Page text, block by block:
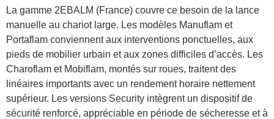
La gamme 2EBALM (France) couvre ce besoin de la lance
manuelle au chariot large. Les modèles Manuflam et
Portaflam conviennent aux interventions ponctuelles, aux
pieds de mobilier urbain et aux zones difficiles d’accès. Les
Charoflam et Mobiflam, montés sur roues, traitent des
linéaires importants avec un rendement horaire nettement
supérieur. Les versions Security intègrent un dispositif de
sécurité renforcé, appréciable en période de sécheresse et à